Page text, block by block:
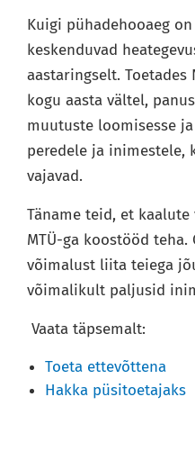
Kuigi pühadehooaeg
keskenduvad
aastaringselt. Toetades
kogu aasta vältel,
muutuste loomisesse
peredele ja inimestele,
vajavad.
Täname teid, et
MTÜ-ga koostööd teha.
võimalust liita teiega
võimalikult paljusid
Vaata täpsemalt:
Toeta ettevõttena
Hakka püsitoetajaks